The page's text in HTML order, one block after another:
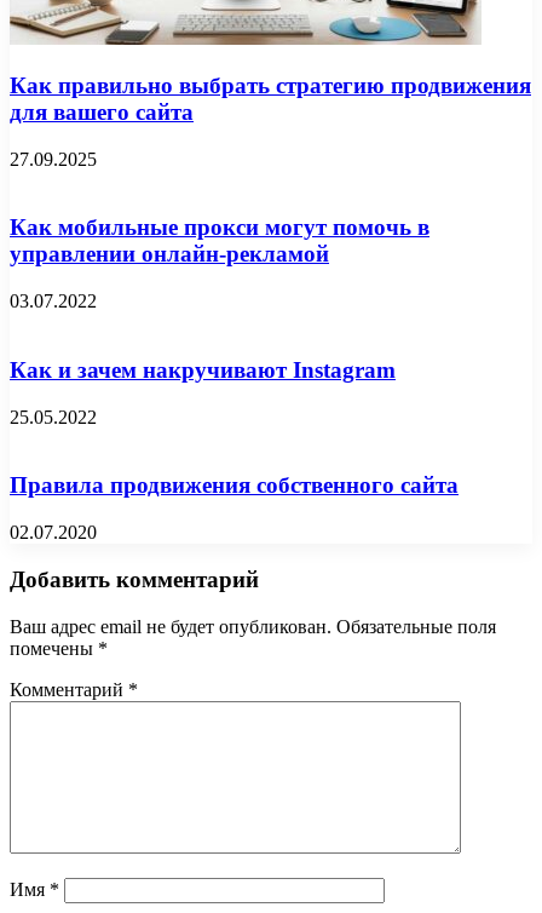
Как правильно выбрать стратегию продвижения
для вашего сайта
27.09.2025
Как мобильные прокси могут помочь в
управлении онлайн-рекламой
03.07.2022
Как и зачем накручивают Instagram
25.05.2022
Правила продвижения собственного сайта
02.07.2020
Добавить комментарий
Ваш адрес email не будет опубликован. Обязательные поля
помечены *
Комментарий *
Имя *